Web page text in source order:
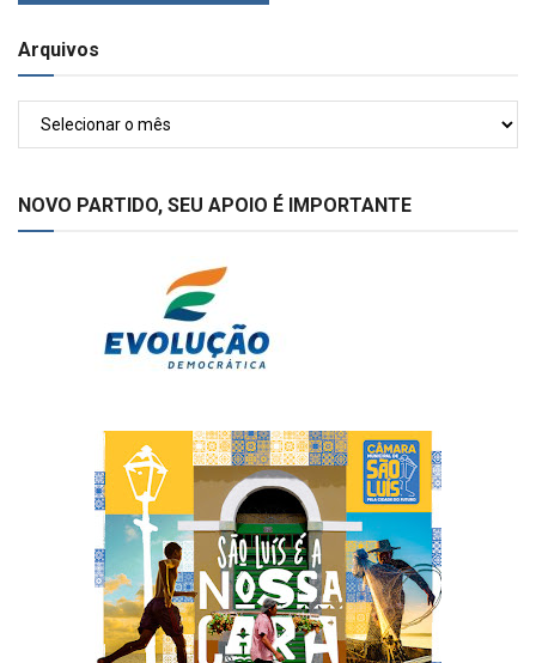
Arquivos
Arquivos
NOVO PARTIDO, SEU APOIO É IMPORTANTE